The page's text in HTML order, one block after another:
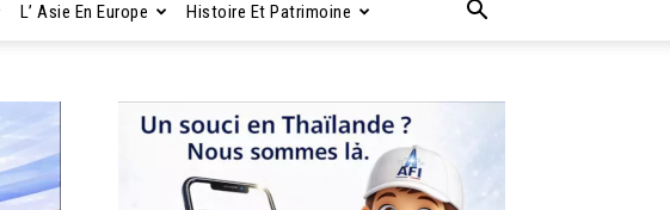
L’ Asie En Europe Histoire Et Patrimoine